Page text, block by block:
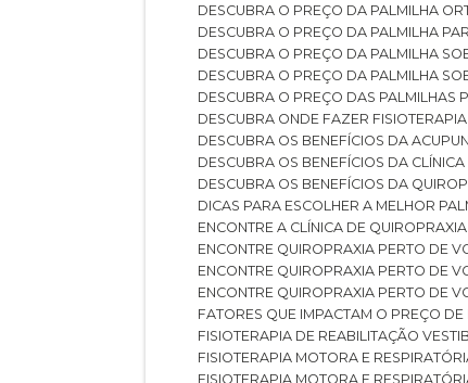
DESCUBRA O PREÇO DA PALMILHA
DESCUBRA O PREÇO DA PALMILHA
DESCUBRA O PREÇO DA PALMILHA
DESCUBRA O PREÇO DA PALMILHA
DESCUBRA O PREÇO DAS
DESCUBRA ONDE FAZER
DESCUBRA OS BENEFÍCIOS DA
DESCUBRA OS BENEFÍCIOS DA
DESCUBRA OS BENEFÍCIOS DA
DICAS PARA ESCOLHER A MELHOR
ENCONTRE A CLÍNICA DE
ENCONTRE QUIROPRAXIA PERTO DE
ENCONTRE QUIROPRAXIA PERTO DE
ENCONTRE QUIROPRAXIA PERTO DE
FATORES QUE IMPACTAM O PREÇO
FISIOTERAPIA DE REABILITAÇÃO
FISIOTERAPIA MOTORA E
FISIOTERAPIA MOTORA E